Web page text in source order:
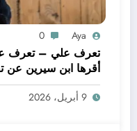
Aya
0
تعرف علي – تعرف
أقرها ابن سيرين عن
لحم – بالتفصيل
9 أبريل، 2026